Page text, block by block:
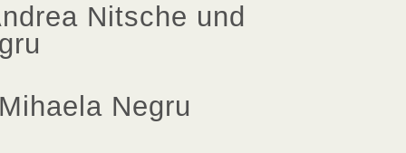
Nitsche und
Negru